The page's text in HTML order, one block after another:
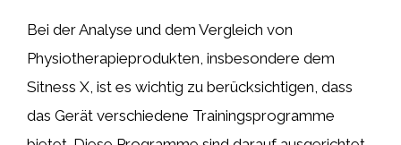
Bei der Analyse und dem Vergleich von
Physiotherapieprodukten, insbesondere dem
Sitness X, ist es wichtig zu berücksichtigen, dass
das Gerät verschiedene Trainingsprogramme